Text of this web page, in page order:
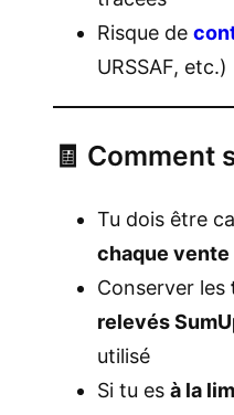
Risque de
URSSAF, etc.)
🧾 Comment
Tu dois être
chaque vente
Conserver les
relevés
utilisé
Si tu es à la